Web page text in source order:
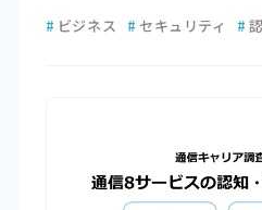
# ビジネス # セキュリティ #